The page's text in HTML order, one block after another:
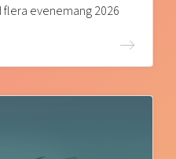
evenemang 2026